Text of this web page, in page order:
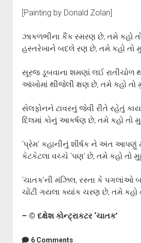
[Painting by Donald Zolan]
ઝાકળભીના કૈંક સ્મરણ છે, તમે કહો તો
હસ્તરેખાને બદલે રણ છે, તમે કહો તો
સૂરજ ડૂબવાના શમણાં લઈ રાતીચોળ
આંખોમાં થીજેલી ક્ષણ છે, તમે કહો તો
સેલફોનને ટાવરનું જેવી રીતે રહેતું
દિલમાં કોનું આકર્ષણ છે, તમે કહો તો
‘પ્રેમ’ કહાનીનું શીર્ષક ને અંત આપણું
કેટકેટલા વચ્ચે ‘પણ’ છે, તમે કહો તો
‘ચાતક’ની મંઝિલ, રસ્તા કે પગલાંઓ
ચોંટી ગયલા ક્યાંક ચરણ છે, તમે કહો
– © દક્ષેશ કોન્ટ્રાકટર ‘ચાતક’
6 Comments